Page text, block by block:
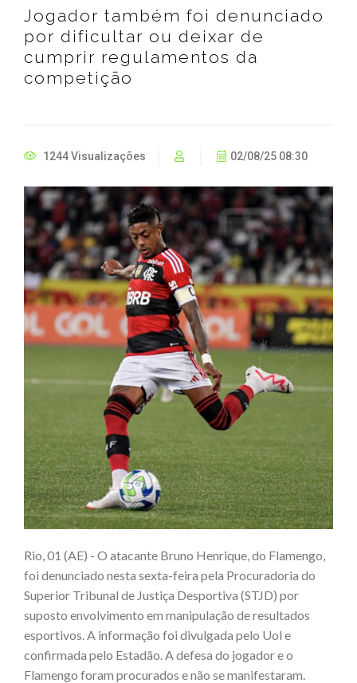
Jogador também foi denunciado
por dificultar ou deixar de
cumprir regulamentos da
competição
1244 Visualizações 02/08/25 08:30
Rio, 01 (AE) - O atacante Bruno Henrique, do Flamengo,
foi denunciado nesta sexta-feira pela Procuradoria do
Superior Tribunal de Justiça Desportiva (STJD) por
suposto envolvimento em manipulação de resultados
esportivos. A informação foi divulgada pelo Uol e
confirmada pelo Estadão. A defesa do jogador e o
Flamengo foram procurados e não se manifestaram.